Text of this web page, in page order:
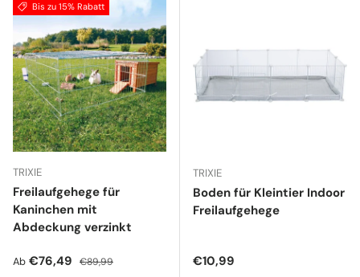
Bis zu 15% Rabatt
TRIXIE
Freilaufgehege für
Kaninchen mit
Abdeckung verzinkt
Verkaufspreis
Ab €76,49 Normaler Preis
€89,99
TRIXIE
Boden für Kleintier Indoor
Freilaufgehege
Normaler Preis
€10,99